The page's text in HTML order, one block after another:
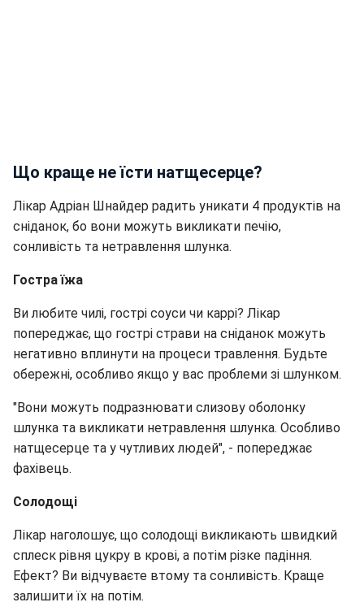
Що краще не їсти натщесерце?
Лікар Адріан Шнайдер радить уникати 4 продуктів на
сніданок, бо вони можуть викликати печію,
сонливість та нетравлення шлунка.
Гостра їжа
Ви любите чилі, гострі соуси чи каррі? Лікар
попереджає, що гострі страви на сніданок можуть
негативно вплинути на процеси травлення. Будьте
обережні, особливо якщо у вас проблеми зі шлунком.
"Вони можуть подразнювати слизову оболонку
шлунка та викликати нетравлення шлунка. Особливо
натщесерце та у чутливих людей", - попереджає
фахівець.
Солодощі
Лікар наголошує, що солодощі викликають швидкий
сплеск рівня цукру в крові, а потім різке падіння.
Ефект? Ви відчуваєте втому та сонливість. Краще
залишити їх на потім.